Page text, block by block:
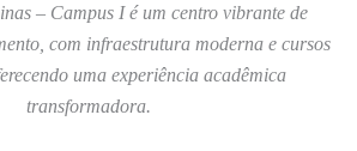
– Campus I é um centro vibrante de
com infraestrutura moderna e cursos
uma experiência acadêmica
transformadora.